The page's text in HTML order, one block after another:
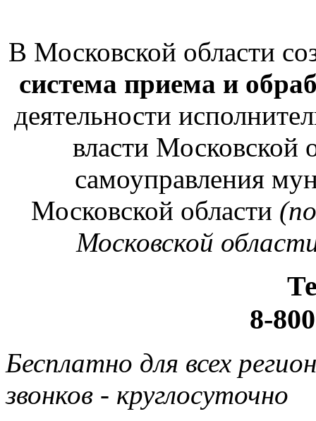
В Московской области
система приема и
деятельности
власти Московской
самоуправления
Московской области
Московской
8-
Бесплатно для всех
звонков - круглосуточно